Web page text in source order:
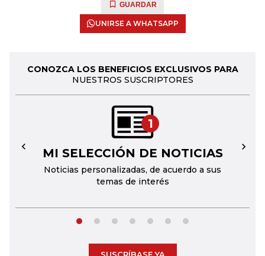
GUARDAR
UNIRSE A WHATSAPP
CONOZCA LOS BENEFICIOS EXCLUSIVOS PARA
NUESTROS SUSCRIPTORES
1
MI SELECCIÓN DE NOTICIAS
Noticias personalizadas, de acuerdo a sus
temas de interés
← →